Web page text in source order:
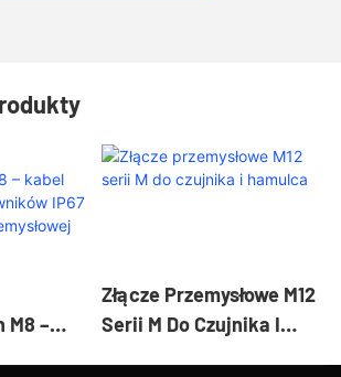
M8 –
Złącze Przemysłowe M12
Serii M Do Czujnika I